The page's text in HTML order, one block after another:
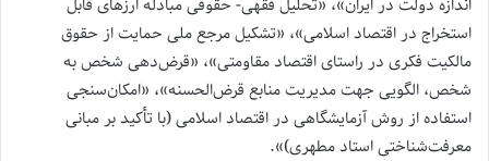
استخراج در اقتصاد اسلامی»، «تشکیل مرجع ملی حمایت از حقوق
مالکیت فکری در راستای اقتصاد مقاومتی»، «قرض‌دهی شخص به
شخص، الگویی جهت مدیریت منابع قرض‌الحسنه»، «امکان‌سنجی
استفاده از روش آزمایشگاهی در اقتصاد اسلامی (با تأکید بر مبانی
معرفت‌شناختی استاد مطهری)».